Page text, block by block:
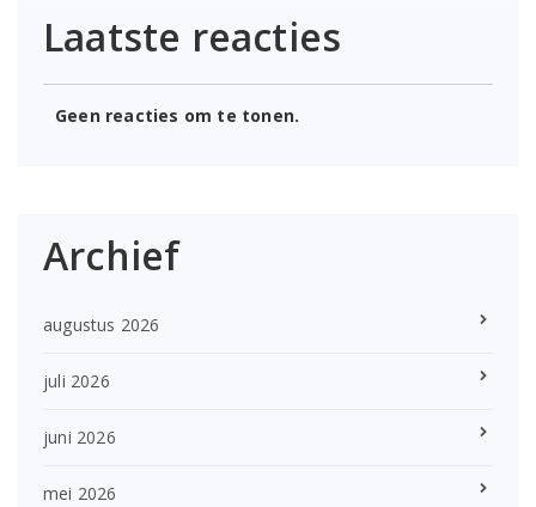
Laatste reacties
Geen reacties om te tonen.
Archief
augustus 2026
juli 2026
juni 2026
mei 2026